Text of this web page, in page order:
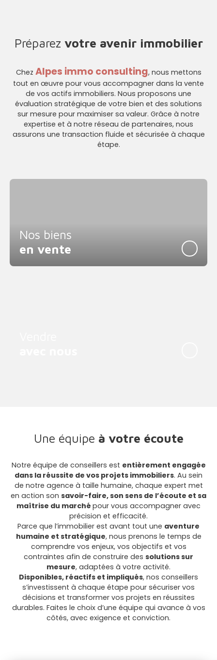
Préparez votre avenir immobilier
Chez Alpes immo consulting, nous mettons
tout en œuvre pour vous accompagner dans la vente
de vos actifs immobiliers. Nous proposons une
évaluation stratégique de votre bien et des solutions
sur mesure pour maximiser sa valeur. Grâce à notre
expertise et à notre réseau de partenaires, nous
assurons une transaction fluide et sécurisée à chaque
étape.
Nos biens
en vente
Une équipe à votre écoute
Notre équipe de conseillers est entièrement engagée
dans la réussite de vos projets immobiliers. Au sein
de notre agence à taille humaine, chaque expert met
en action son savoir-faire, son sens de l’écoute et sa
maîtrise du marché pour vous accompagner avec
précision et efficacité.
Parce que l’immobilier est avant tout une aventure
humaine et stratégique, nous prenons le temps de
comprendre vos enjeux, vos objectifs et vos
contraintes afin de construire des solutions sur
mesure, adaptées à votre activité.
Disponibles, réactifs et impliqués, nos conseillers
s’investissent à chaque étape pour sécuriser vos
décisions et transformer vos projets en réussites
durables. Faites le choix d’une équipe qui avance à vos
côtés, avec exigence et conviction.